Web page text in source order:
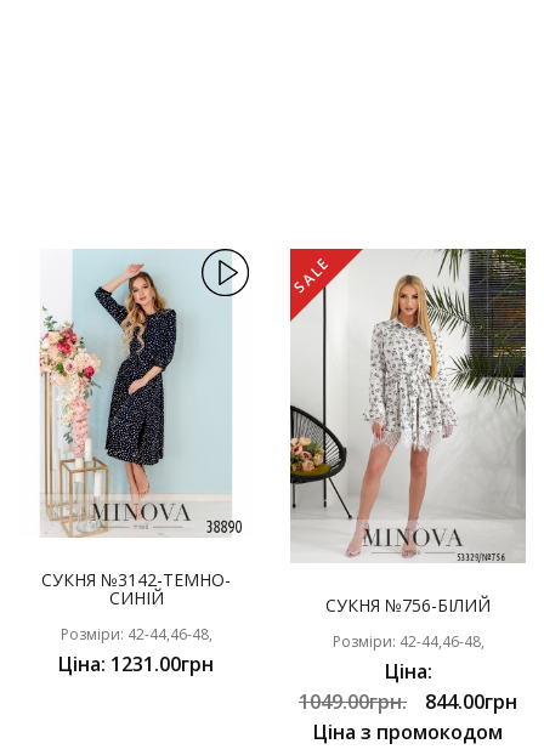
СУКНЯ №3142-ТЕМНО-
СИНІЙ
Розміри: 42-44,46-48,
Ціна: 1231.00грн
SALE
СУКНЯ №756-БІЛИЙ
Розміри: 42-44,46-48,
Ціна:
1049.00грн.
844.00грн
Ціна з промокодом